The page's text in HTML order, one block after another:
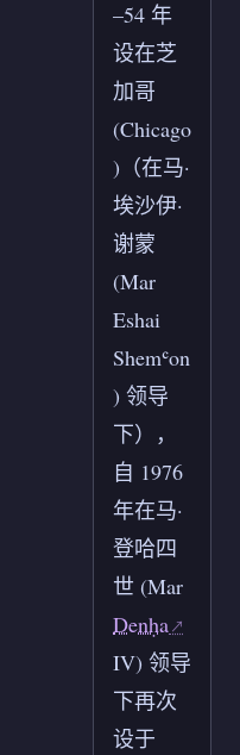
–54 年
设在芝
加哥
(Chicago
)（在马·
埃沙伊·
谢蒙
(Mar
Eshai
Shemʿon
) 领导
下），
自 1976
年在马·
登哈四
世 (Mar
Denḥa
IV) 领导
下再次
设于